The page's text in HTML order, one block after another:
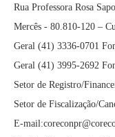
Rua Professora Rosa
Mercês - 80.810-120 –
Geral (41) 3336-0701
Geral (41) 3995-2692
Setor de Registro/
Setor de Fiscalização/
E-